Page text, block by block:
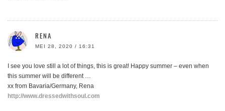
RENA
MEI 28, 2020 / 16:31
I see you love still a lot of things, this is great! Happy summer – even when
this summer will be different …
xx from Bavaria/Germany, Rena
http://www.dressedwithsoul.com